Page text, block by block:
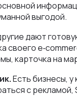
выгодой.
дают
своего
карточка на
Есть бизнесы,
с